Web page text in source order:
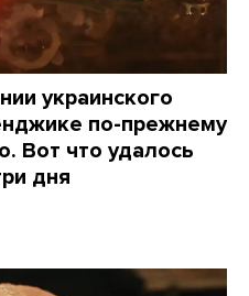
украинского
по-прежнему
Вот что удалось
дня